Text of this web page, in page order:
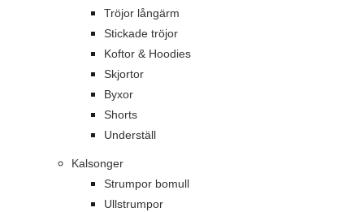
Tröjor långärm
Stickade tröjor
Koftor & Hoodies
Skjortor
Byxor
Shorts
Underställ
Kalsonger
Strumpor bomull
Ullstrumpor